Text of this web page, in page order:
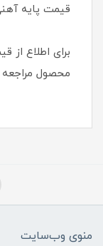
قیمت پایه
برای اطلاع
محصول مراجعه
منوی وب‌سایت